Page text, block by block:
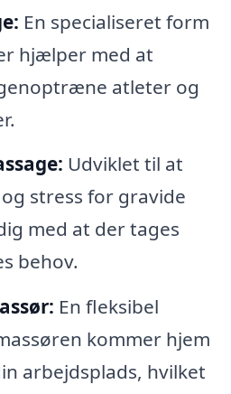
En specialiseret form
hjælper med at
atleter og
Udviklet til at
stress for gravide
med at der tages
behov.
En fleksibel
kommer hjem
arbejdsplads, hvilket